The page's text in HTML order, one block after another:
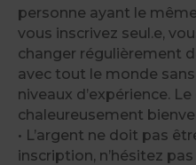
personne ayant le
vous inscrivez seul.e,
changer régulièrement
avec tout le monde
niveaux d’expérience.
chaleureusement
• L’argent ne doit pas
inscription, n’hésitez